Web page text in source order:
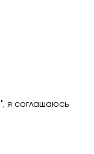
я соглашаюсь